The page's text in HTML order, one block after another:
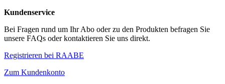
Kundenservice
Bei Fragen rund um Ihr Abo oder zu den Produkten befragen Sie
unsere FAQs oder kontaktieren Sie uns direkt.
Registrieren bei RAABE
Zum Kundenkonto